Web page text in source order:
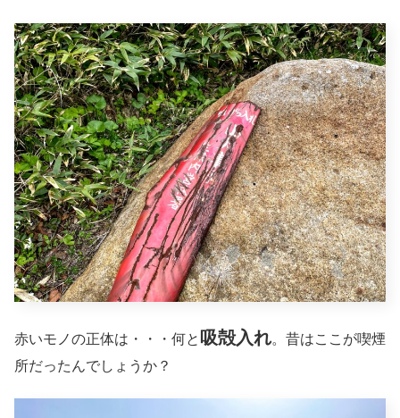
赤いモノの正体は・・・何と 吸殻入れ。昔はここが喫煙
所だったんでしょうか？